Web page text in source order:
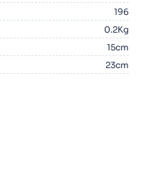
196
0.2Kg
15cm
23cm